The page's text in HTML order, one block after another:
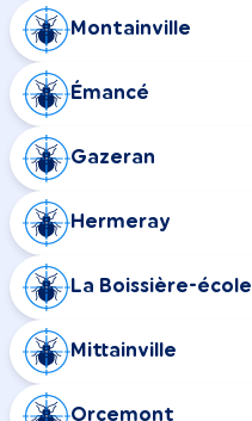
Montainville
Émancé
Gazeran
Hermeray
La Boissière-école
Mittainville
Orcemont